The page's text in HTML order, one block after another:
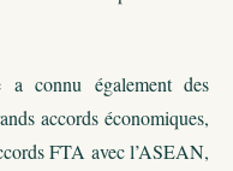
connu également des
accords économiques,
FTA avec l’ASEAN,